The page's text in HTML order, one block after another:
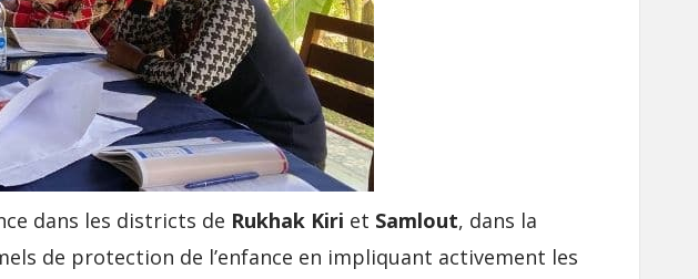
dans les districts de Rukhak Kiri et Samlout, dans la
de protection de l’enfance en impliquant activement les